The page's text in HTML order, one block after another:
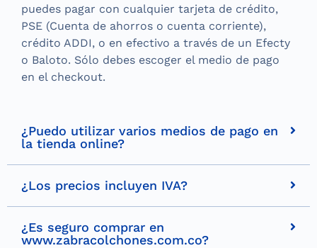
puedes pagar con cualquier tarjeta de crédito,
PSE (Cuenta de ahorros o cuenta corriente),
crédito ADDI, o en efectivo a través de un Efecty
o Baloto. Sólo debes escoger el medio de pago
en el checkout.
¿Puedo utilizar varios medios de pago en
la tienda online?
¿Los precios incluyen IVA?
¿Es seguro comprar en
www.zabracolchones.com.co?